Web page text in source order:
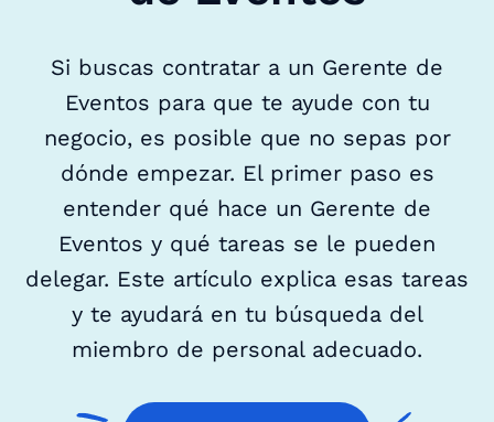
Si buscas contratar a un Gerente de
Eventos para que te ayude con tu
negocio, es posible que no sepas por
dónde empezar. El primer paso es
entender qué hace un Gerente de
Eventos y qué tareas se le pueden
delegar. Este artículo explica esas tareas
y te ayudará en tu búsqueda del
miembro de personal adecuado.